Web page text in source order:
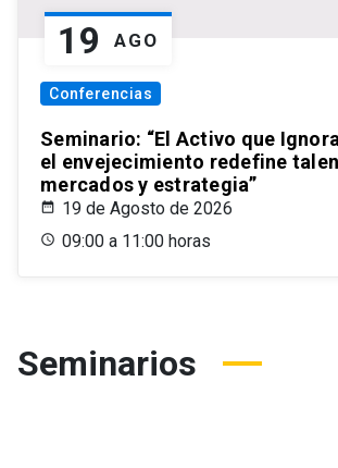
19 AGO
Conferencias
Seminario: “El Activo que
el envejecimiento redefine
mercados y estrategia”
19 de Agosto de 2026
09:00 a 11:00 horas
Seminarios